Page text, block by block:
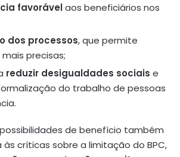
favorávelaos beneficiários nos
dos processos, que permite
precisas;
reduzir desigualdades sociais e
do trabalho de pessoas
de benefício também
críticas sobre a limitação do BPC,